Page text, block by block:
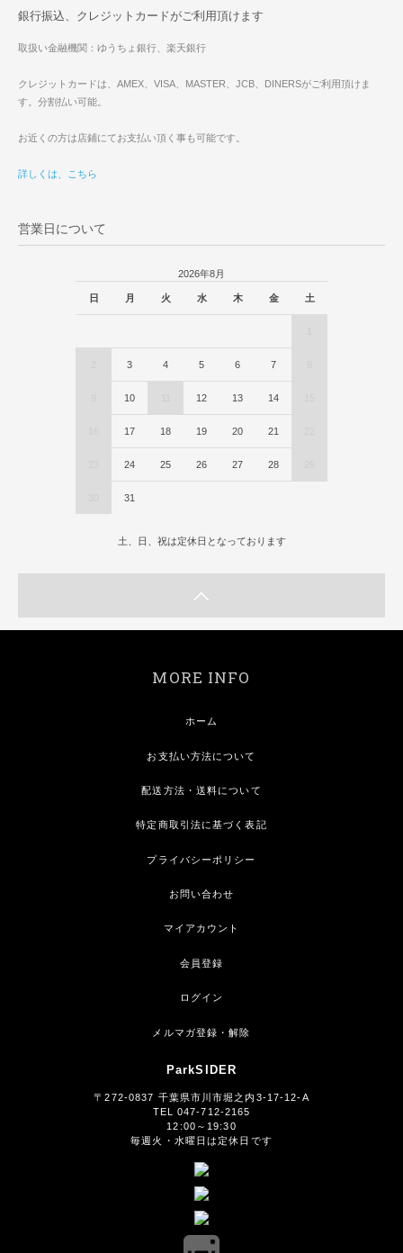
銀行振込、クレジットカードがご利用頂けます
取扱い金融機関：ゆうちょ銀行、楽天銀行
クレジットカードは、AMEX、VISA、MASTER、JCB、DINERSがご利用頂けま
す。分割払い可能。
お近くの方は店鋪にてお支払い頂く事も可能です。
詳しくは、こちら
営業日について
2026年8月
日 月 火 水 木 金 土
3 4 5 6 7
10 12 13 14
17 18 19 20 21
24 25 26 27 28
31
土、日、祝は定休日となっております
MORE INFO
ホーム
お支払い方法について
配送方法・送料について
特定商取引法に基づく表記
プライバシーポリシー
お問い合わせ
マイアカウント
会員登録
ログイン
メルマガ登録・解除
ParkSIDER
〒272-0837 千葉県市川市堀之内3-17-12-A
TEL 047-712-2165
12:00～19:30
毎週火・水曜日は定休日です